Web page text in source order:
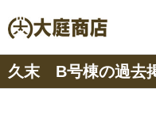
久末 B号棟の過去